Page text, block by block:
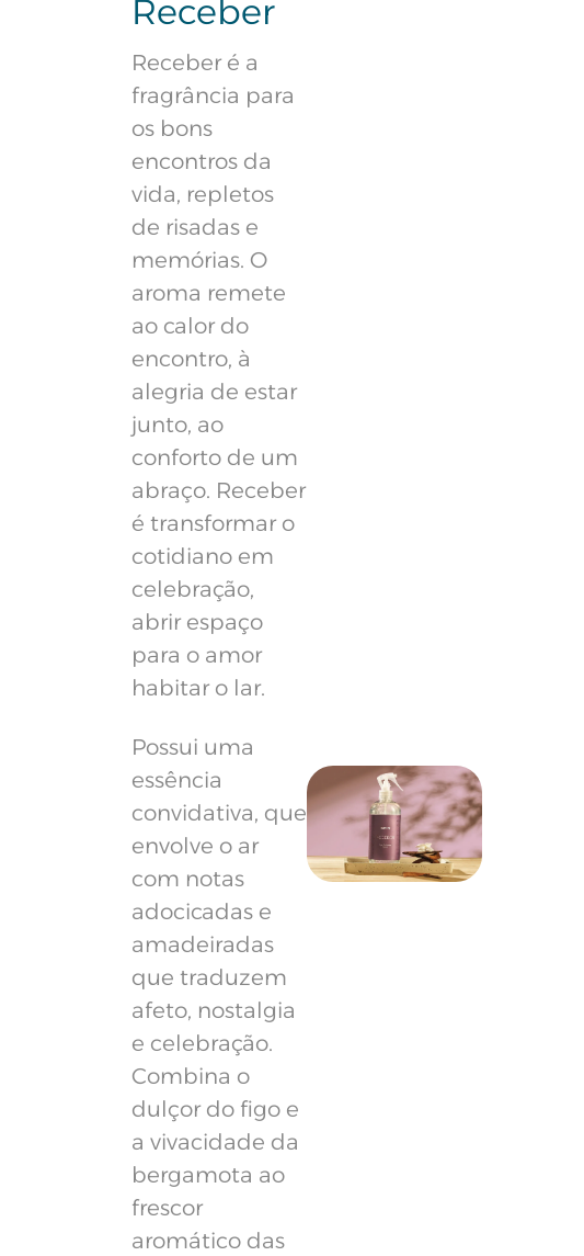
Receber
Receber é a
fragrância para
os bons
encontros da
vida, repletos
de risadas e
memórias. O
aroma remete
ao calor do
encontro, à
alegria de estar
junto, ao
conforto de um
abraço. Receber
é transformar o
cotidiano em
celebração,
abrir espaço
para o amor
habitar o lar.
Possui uma
essência
convidativa, que
envolve o ar
com notas
adocicadas e
amadeiradas
que traduzem
afeto, nostalgia
e celebração.
Combina o
dulçor do figo e
a vivacidade da
bergamota ao
frescor
aromático das